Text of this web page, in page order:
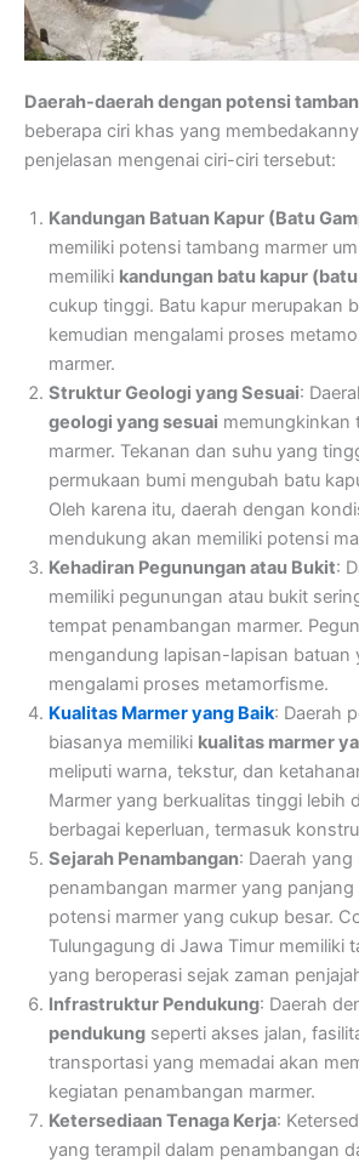
Daerah-daerah dengan potensi
beberapa ciri khas yang
penjelasan mengenai ciri-ciri tersebut:
Kandungan Batuan Kapur (Batu
memiliki potensi tambang marmer
memiliki kandungan batu kapur
cukup tinggi. Batu kapur merupakan
kemudian mengalami proses
marmer.
Struktur Geologi yang Sesuai:
geologi yang sesuai memungkinkan
marmer. Tekanan dan suhu yang
permukaan bumi mengubah batu
Oleh karena itu, daerah dengan
mendukung akan memiliki potensi
Kehadiran Pegunungan atau Bukit:
memiliki pegunungan atau bukit
tempat penambangan marmer.
mengandung lapisan-lapisan batuan
mengalami proses metamorfisme.
Kualitas Marmer yang Baik: Daerah
biasanya memiliki kualitas marmer
meliputi warna, tekstur, dan
Marmer yang berkualitas tinggi lebih
berbagai keperluan, termasuk
Sejarah Penambangan: Daerah yang
penambangan marmer yang
potensi marmer yang cukup besar.
Tulungagung di Jawa Timur memiliki
yang beroperasi sejak zaman
Infrastruktur Pendukung: Daerah
pendukung seperti akses jalan,
transportasi yang memadai akan
kegiatan penambangan marmer.
Ketersediaan Tenaga Kerja:
yang terampil dalam penambangan